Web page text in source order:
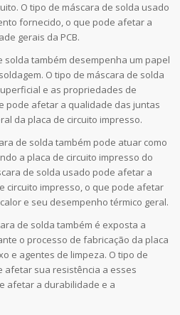
O tipo de máscara de solda usado
fornecido, o que pode afetar a
gerais da PCB.
solda também desempenha um papel
O tipo de máscara de solda
e as propriedades de
pode afetar a qualidade das juntas
da placa de circuito impresso.
de solda também pode atuar como
a placa de circuito impresso do
de solda usado pode afetar a
circuito impresso, o que pode afetar
e seu desempenho térmico geral.
de solda também é exposta a
o processo de fabricação da placa
e agentes de limpeza. O tipo de
afetar sua resistência a esses
afetar a durabilidade e a